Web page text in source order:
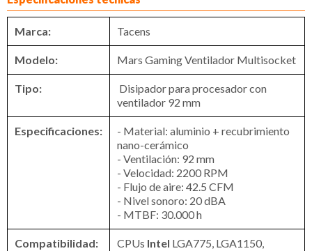
Marca: Tacens
Modelo: Mars Gaming Ventilador Multisocket
Tipo:
Disipador para procesador con
ventilador 92 mm
Especificaciones:
- Material: aluminio + recubrimiento
nano-cerámico
- Ventilación: 92 mm
- Velocidad: 2200 RPM
- Flujo de aire: 42.5 CFM
- Nivel sonoro: 20 dBA
- MTBF: 30.000 h
Compatibilidad: CPUs Intel LGA775, LGA1150,